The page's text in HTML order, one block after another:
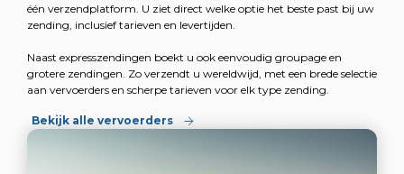
één verzendplatform. U ziet direct welke optie het beste past bij uw
zending, inclusief tarieven en levertijden.
Naast expresszendingen boekt u ook eenvoudig groupage en
grotere zendingen. Zo verzendt u wereldwijd, met een brede selectie
aan vervoerders en scherpe tarieven voor elk type zending.
Bekijk alle vervoerders